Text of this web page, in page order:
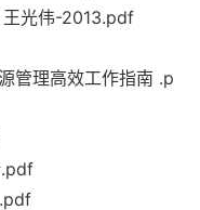
王光伟-2013.pdf
管理高效工作指南 .p
.pdf